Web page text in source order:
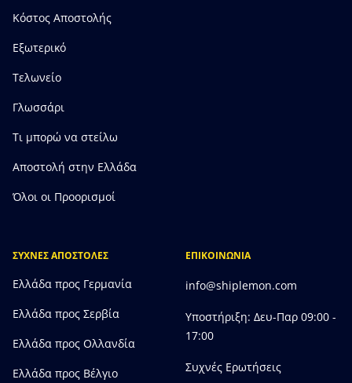
Κόστος Αποστολής
Εξωτερικό
Τελωνείο
Γλωσσάρι
Τι μπορώ να στείλω
Αποστολή στην Ελλάδα
Όλοι οι Προορισμοί
ΣΥΧΝΕΣ ΑΠΟΣΤΟΛΕΣ
Ελλάδα προς Γερμανία
Ελλάδα προς Σερβία
Ελλάδα προς Ολλανδία
Ελλάδα προς Bέλγιο
ΕΠΙΚΟΙΝΩΝΙΑ
info@shiplemon.com
Υποστήριξη: Δευ-Παρ 09:00 -
17:00
Συχνές Ερωτήσεις